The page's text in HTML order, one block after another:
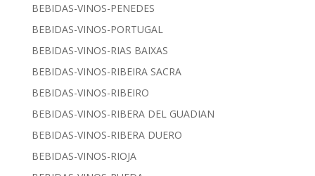
BEBIDAS-VINOS-PENEDES
BEBIDAS-VINOS-PORTUGAL
BEBIDAS-VINOS-RIAS BAIXAS
BEBIDAS-VINOS-RIBEIRA SACRA
BEBIDAS-VINOS-RIBEIRO
BEBIDAS-VINOS-RIBERA DEL GUADIAN
BEBIDAS-VINOS-RIBERA DUERO
BEBIDAS-VINOS-RIOJA